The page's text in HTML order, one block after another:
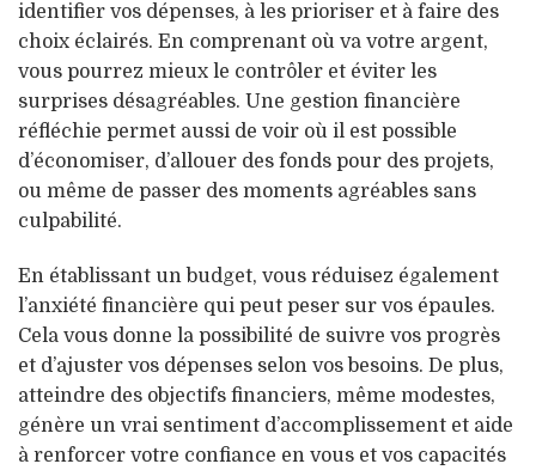
identifier vos dépenses, à les prioriser et à faire des
choix éclairés. En comprenant où va votre argent,
vous pourrez mieux le contrôler et éviter les
surprises désagréables. Une gestion financière
réfléchie permet aussi de voir où il est possible
d’économiser, d’allouer des fonds pour des projets,
ou même de passer des moments agréables sans
culpabilité.
En établissant un budget, vous réduisez également
l’anxiété financière qui peut peser sur vos épaules.
Cela vous donne la possibilité de suivre vos progrès
et d’ajuster vos dépenses selon vos besoins. De plus,
atteindre des objectifs financiers, même modestes,
génère un vrai sentiment d’accomplissement et aide
à renforcer votre confiance en vous et vos capacités